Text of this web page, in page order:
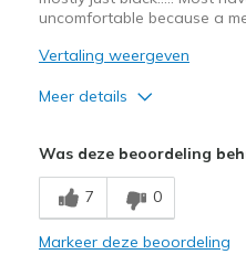
Sizing
Feels
uncomfortable because a
Vertaling weergeven
Meer details
Stylish
Was deze beoordeling
7 0
Markeer deze beoordeling